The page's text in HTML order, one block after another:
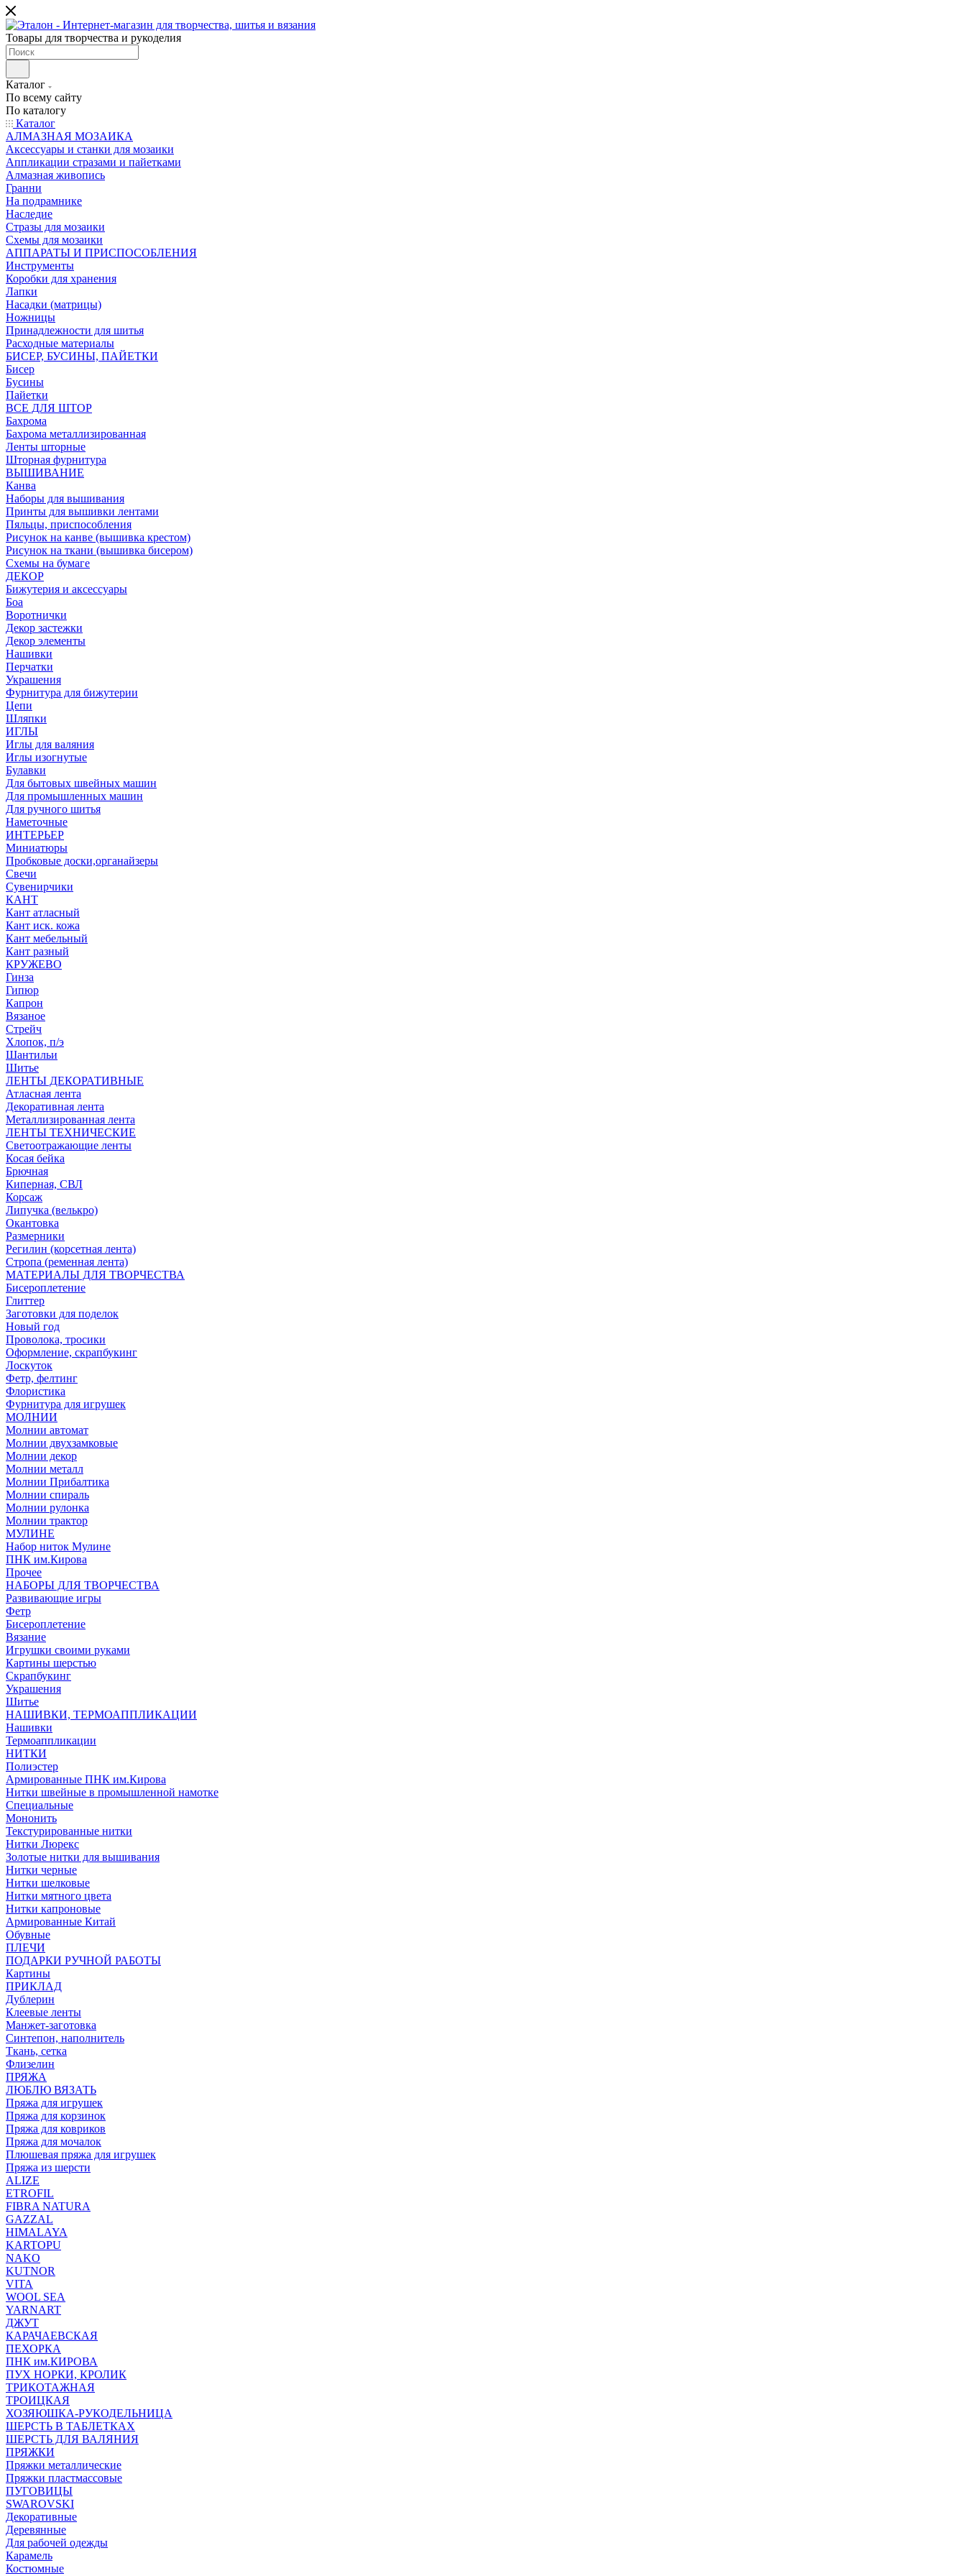
Товары для творчества и рукоделия
Каталог
По всему сайту
По каталогу
Каталог
АЛМАЗНАЯ МОЗАИКА
Аксессуары и станки для мозаики
Аппликации стразами и пайетками
Алмазная живопись
Гранни
На подрамнике
Наследие
Стразы для мозаики
Схемы для мозаики
АППАРАТЫ И ПРИСПОСОБЛЕНИЯ
Инструменты
Коробки для хранения
Лапки
Насадки (матрицы)
Ножницы
Принадлежности для шитья
Расходные материалы
БИСЕР, БУСИНЫ, ПАЙЕТКИ
Бисер
Бусины
Пайетки
ВСЕ ДЛЯ ШТОР
Бахрома
Бахрома металлизированная
Ленты шторные
Шторная фурнитура
ВЫШИВАНИЕ
Канва
Наборы для вышивания
Принты для вышивки лентами
Пяльцы, приспособления
Рисунок на канве (вышивка крестом)
Рисунок на ткани (вышивка бисером)
Схемы на бумаге
ДЕКОР
Бижутерия и аксессуары
Боа
Воротнички
Декор застежки
Декор элементы
Нашивки
Перчатки
Украшения
Фурнитура для бижутерии
Цепи
Шляпки
ИГЛЫ
Иглы для валяния
Иглы изогнутые
Булавки
Для бытовых швейных машин
Для промышленных машин
Для ручного шитья
Наметочные
ИНТЕРЬЕР
Миниатюры
Пробковые доски,органайзеры
Свечи
Сувенирчики
КАНТ
Кант атласный
Кант иск. кожа
Кант мебельный
Кант разный
КРУЖЕВО
Гинза
Гипюр
Капрон
Вязаное
Стрейч
Хлопок, п/э
Шантильи
Шитье
ЛЕНТЫ ДЕКОРАТИВНЫЕ
Атласная лента
Декоративная лента
Металлизированная лента
ЛЕНТЫ ТЕХНИЧЕСКИЕ
Светоотражающие ленты
Косая бейка
Брючная
Киперная, СВЛ
Корсаж
Липучка (велькро)
Окантовка
Размерники
Регилин (корсетная лента)
Стропа (ременная лента)
МАТЕРИАЛЫ ДЛЯ ТВОРЧЕСТВА
Бисероплетение
Глиттер
Заготовки для поделок
Новый год
Проволока, тросики
Оформление, скрапбукинг
Лоскуток
Фетр, фелтинг
Флористика
Фурнитура для игрушек
МОЛНИИ
Молнии автомат
Молнии двухзамковые
Молнии декор
Молнии металл
Молнии Прибалтика
Молнии спираль
Молнии рулонка
Молнии трактор
МУЛИНЕ
Набор ниток Мулине
ПНК им.Кирова
Прочее
НАБОРЫ ДЛЯ ТВОРЧЕСТВА
Развивающие игры
Фетр
Бисероплетение
Вязание
Игрушки своими руками
Картины шерстью
Скрапбукинг
Украшения
Шитье
НАШИВКИ, ТЕРМОАППЛИКАЦИИ
Нашивки
Термоаппликации
НИТКИ
Полиэстер
Армированные ПНК им.Кирова
Нитки швейные в промышленной намотке
Специальные
Мононить
Текстурированные нитки
Нитки Люрекс
Золотые нитки для вышивания
Нитки черные
Нитки шелковые
Нитки мятного цвета
Нитки капроновые
Армированные Китай
Обувные
ПЛЕЧИ
ПОДАРКИ РУЧНОЙ РАБОТЫ
Картины
ПРИКЛАД
Дублерин
Клеевые ленты
Манжет-заготовка
Синтепон, наполнитель
Ткань, сетка
Флизелин
ПРЯЖА
ЛЮБЛЮ ВЯЗАТЬ
Пряжа для игрушек
Пряжа для корзинок
Пряжа для ковриков
Пряжа для мочалок
Плюшевая пряжа для игрушек
Пряжа из шерсти
ALIZE
ETROFIL
FIBRA NATURA
GAZZAL
HIMALAYA
KARTOPU
NAKO
KUTNOR
VITA
WOOL SEA
YARNART
ДЖУТ
КАРАЧАЕВСКАЯ
ПЕХОРКА
ПНК им.КИРОВА
ПУХ НОРКИ, КРОЛИК
ТРИКОТАЖНАЯ
ТРОИЦКАЯ
ХОЗЯЮШКА-РУКОДЕЛЬНИЦА
ШЕРСТЬ В ТАБЛЕТКАХ
ШЕРСТЬ ДЛЯ ВАЛЯНИЯ
ПРЯЖКИ
Пряжки металлические
Пряжки пластмассовые
ПУГОВИЦЫ
SWAROVSKI
Декоративные
Деревянные
Для рабочей одежды
Карамель
Костюмные